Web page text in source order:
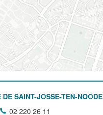
SAINT-JOSSE-TEN-NOODE
02 220 26 11